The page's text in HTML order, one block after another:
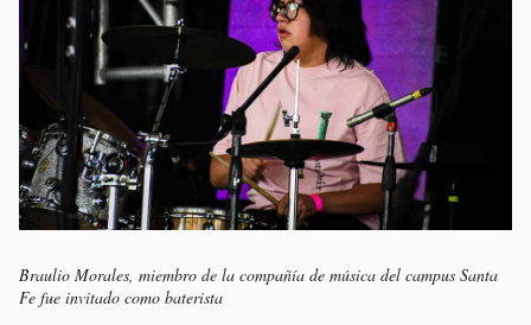
Braulio Morales, miembro de la compañía de música del campus Santa
Fe fue invitado como baterista